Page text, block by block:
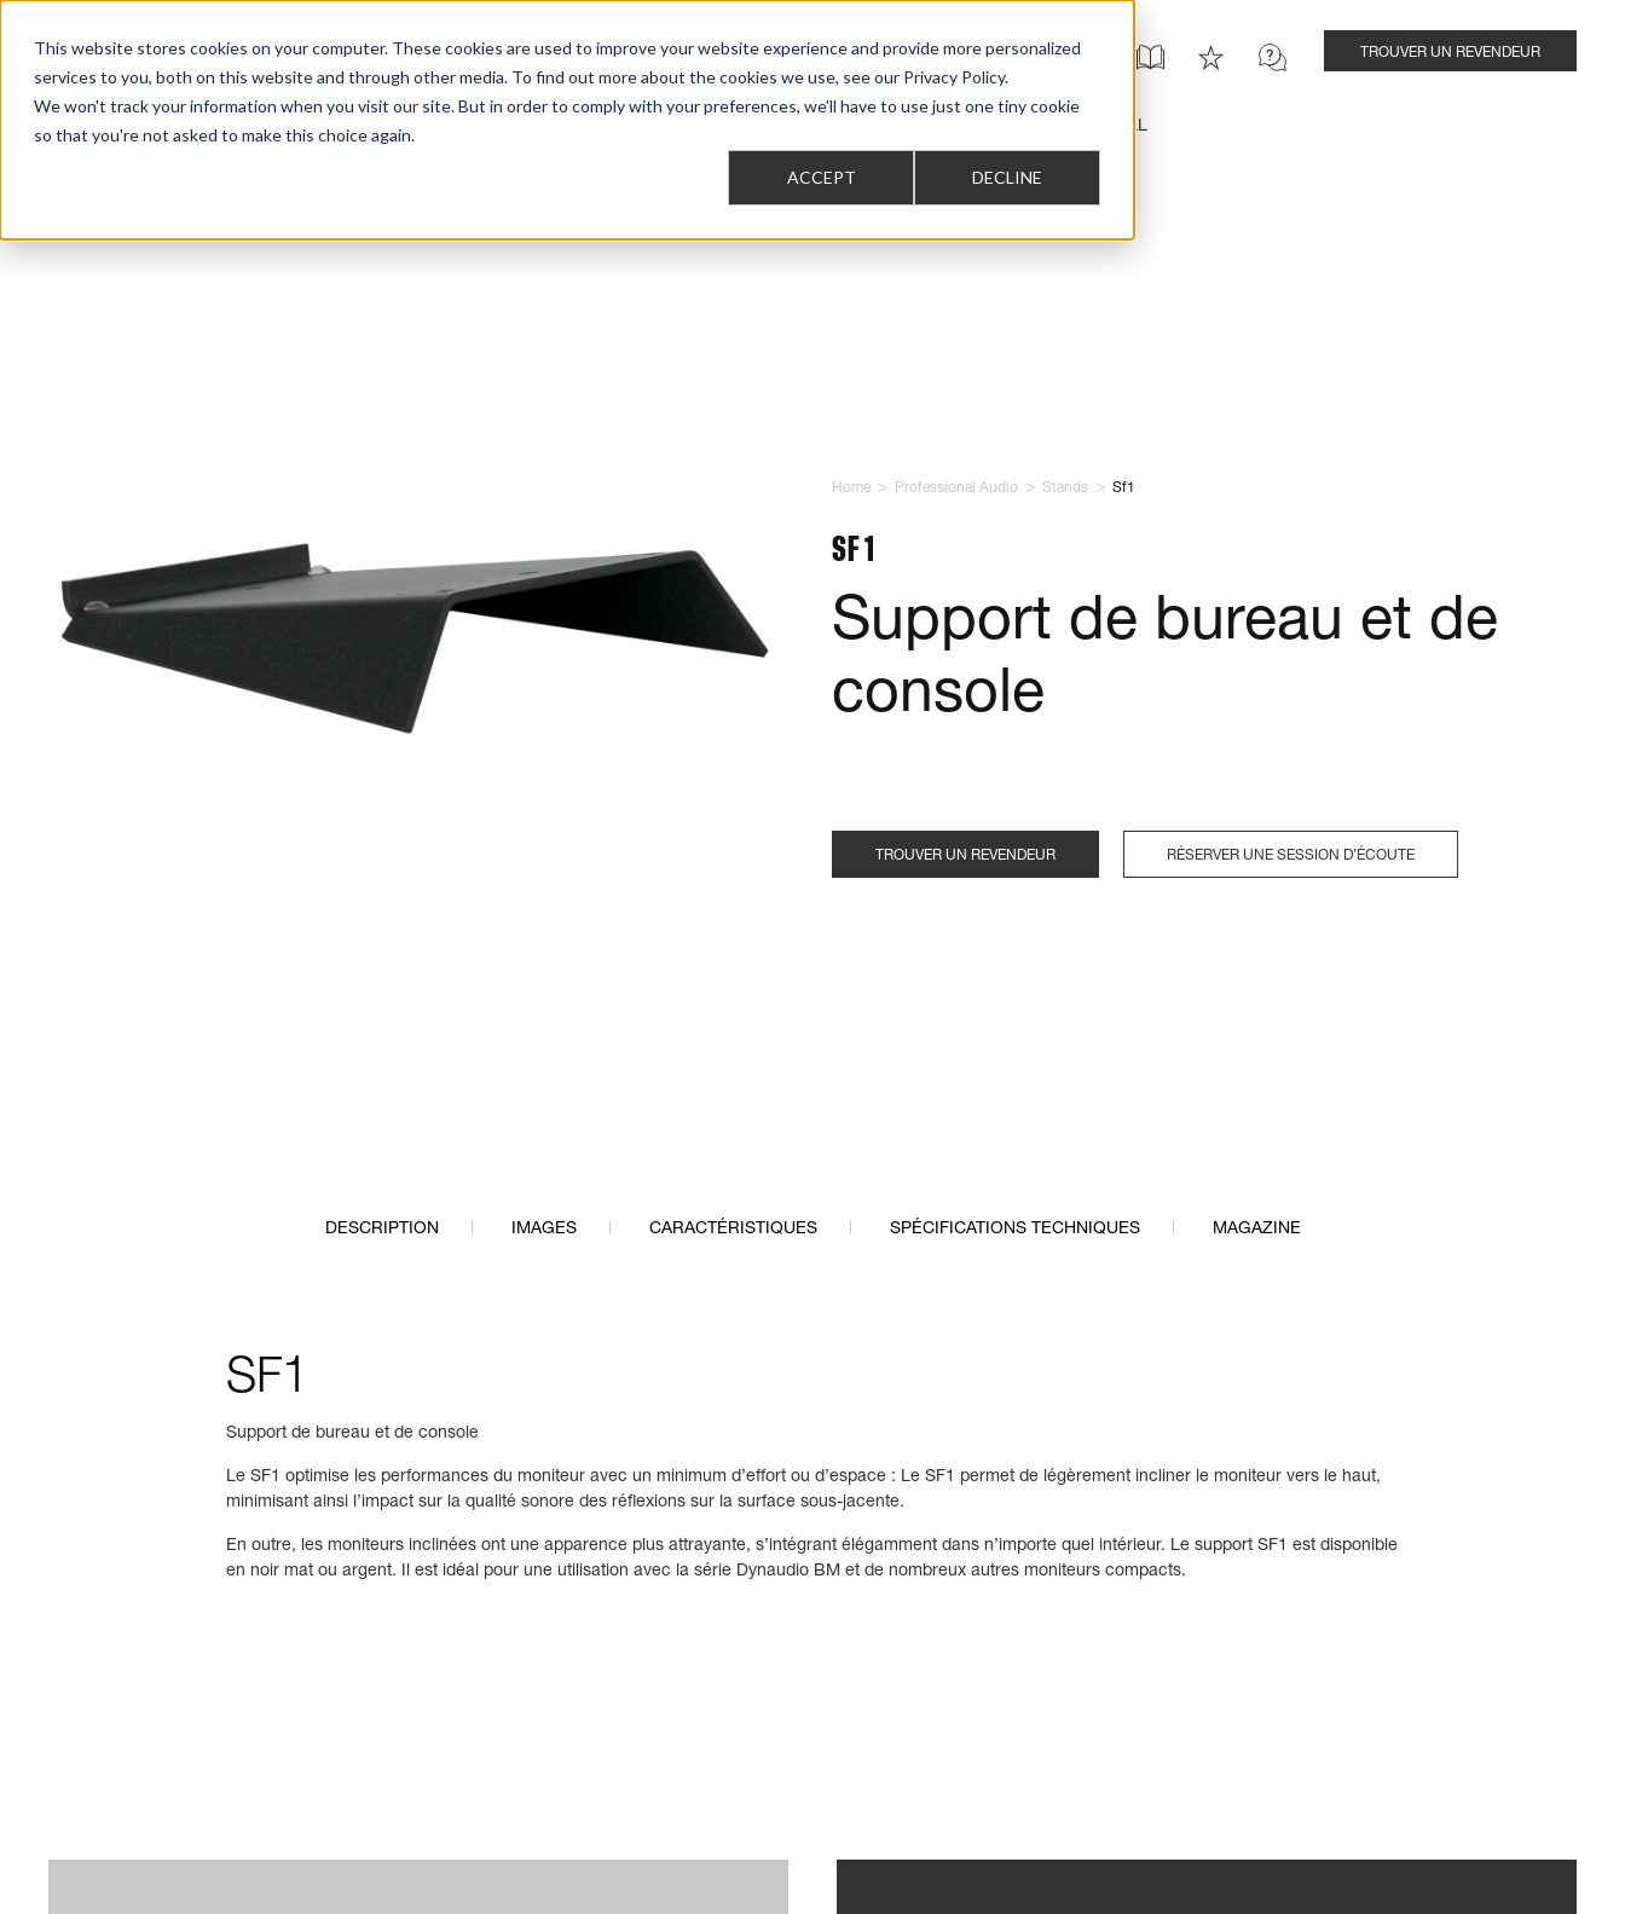
This website stores cookies on your computer. These cookies are used to improve your website experience and provide more personalized
services to you, both on this website and through other media. To find out more about the cookies we use, see our Privacy Policy.
We won't track your information when you visit our site. But in order to comply with your preferences, we'll have to use just one tiny cookie
so that you're not asked to make this choice again.
ACCEPT DECLINE
TROUVER UN REVENDEUR
CUSTOM INSTALL
Home > Professional Audio > Stands > Sf1
SF 1
Support de bureau et de
console
TROUVER UN REVENDEUR RÉSERVER UNE SESSION D’ÉCOUTE
DESCRIPTION IMAGES CARACTÉRISTIQUES SPÉCIFICATIONS TECHNIQUES MAGAZINE
SF1
Support de bureau et de console
Le SF1 optimise les performances du moniteur avec un minimum d’effort ou d’espace : Le SF1 permet de légèrement incliner le moniteur vers le haut,
minimisant ainsi l’impact sur la qualité sonore des réflexions sur la surface sous-jacente.
En outre, les moniteurs inclinées ont une apparence plus attrayante, s’intégrant élégamment dans n’importe quel intérieur. Le support SF1 est disponible
en noir mat ou argent. Il est idéal pour une utilisation avec la série Dynaudio BM et de nombreux autres moniteurs compacts.